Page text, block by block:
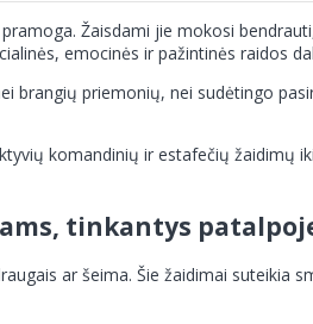
Žaisdami jie mokosi
emocinės ir pažintinės raidos
brangių priemonių, nei sudėtingo
komandinių ir estafečių žaidimų
tinkantys
ar šeima. Šie žaidimai